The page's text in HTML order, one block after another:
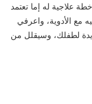
علاجية له إما تعتمد
مع الأدوية، واعرفي
لطفلك، وسيقلل من